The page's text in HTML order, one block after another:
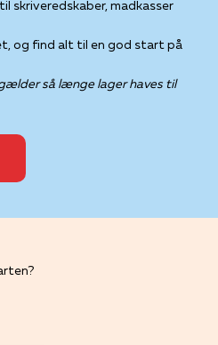
skriveredskaber, madkasser
og find alt til en god start på
så længe lager haves til